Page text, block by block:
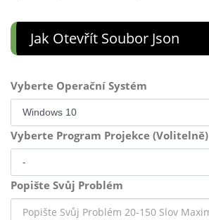
Jak Otevřít Soubor Json
Vyberte Operační Systém
Vyberte Program Projekce (Volitelně)
Popište Svůj Problém